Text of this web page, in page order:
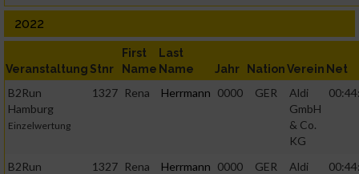
2022
Veranstaltung Stnr
First
Name
Last
Name
Jahr NationVerein Net
B2Run
Hamburg
Einzelwertung
1327 Rena Herrmann 0000 GER
Aldi
GmbH
& Co.
KG
B2Run
1327 Rena Herrmann 0000 GER
Aldi